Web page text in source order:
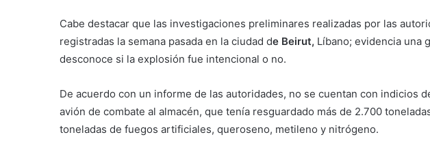
Cabe destacar que las investigaciones preliminares realizadas por las
registradas la semana pasada en la ciudad de Beirut, Líbano; evidencia una
desconoce si la explosión fue intencional o no.
De acuerdo con un informe de las autoridades, no se cuentan con indicios
avión de combate al almacén, que tenía resguardado más de 2.700
toneladas de fuegos artificiales, queroseno, metileno y nitrógeno.